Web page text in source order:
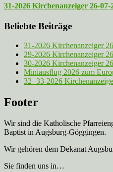
31-2026 Kirchenanzeiger 26-07-
Beliebte Beiträge
31-2026 Kirchenanzeiger
29-2026 Kirchenanzeiger
30-2026 Kirchenanzeiger
Miniausflug 2026 zum
32+33-2026
Footer
Wir sind die Katholische
Baptist in Augsburg-Göggingen.
Wir gehören dem Dekanat
Sie finden uns in…